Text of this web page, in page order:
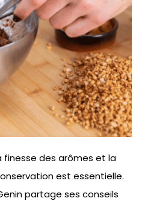
finesse des arômes et la
est essentielle.
partage ses conseils